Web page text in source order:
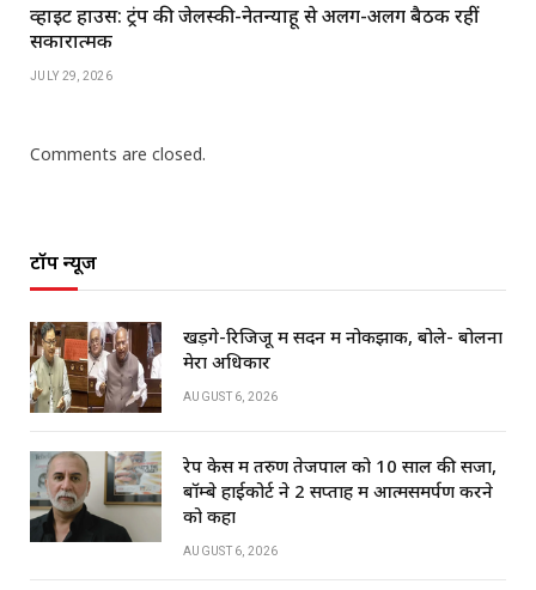
व्हाइट हाउस: ट्रंप की जेलेंस्की-नेतन्याहू से अलग-अलग बैठकें रहीं
सकारात्मक
JULY 29, 2026
Comments are closed.
टॉप न्यूज
खड़गे-रिजिजू में सदन में नोकझोंक, बोले- बोलना
मेरा अधिकार
AUGUST 6, 2026
रेप केस में तरुण तेजपाल को 10 साल की सजा,
बॉम्बे हाईकोर्ट ने 2 सप्ताह में आत्मसमर्पण करने
को कहा
AUGUST 6, 2026